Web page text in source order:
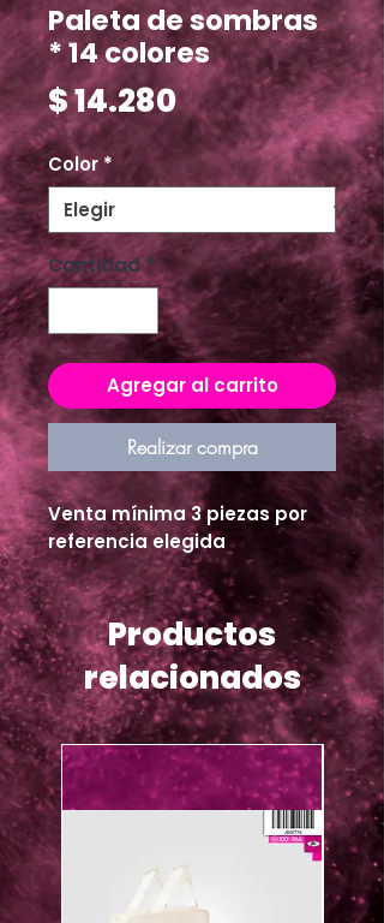
Paleta de sombras
* 14 colores
$ 14.280Precio
Color *
Cantidad *
Agregar al carrito
Realizar compra
Venta mínima 3 piezas por
referencia elegida
Productos
relacionados